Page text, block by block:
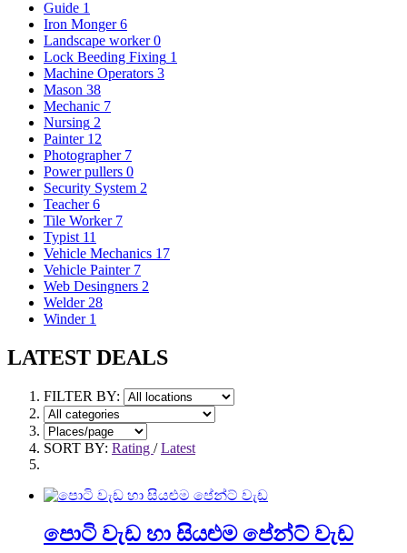
Guide 1
Iron Monger 6
Landscape worker 0
Lock Beeding Fixing 1
Machine Operators 3
Mason 38
Mechanic 7
Nursing 2
Painter 12
Photographer 7
Power pullers 0
Security System 2
Teacher 6
Tile Worker 7
Typist 11
Vehicle Mechanics 17
Vehicle Painter 7
Web Desingners 2
Welder 28
Winder 1
LATEST DEALS
FILTER BY:
SORT BY: Rating /Latest
පොටි වැඩ හා සියළුම පේන්ට් වැඩ